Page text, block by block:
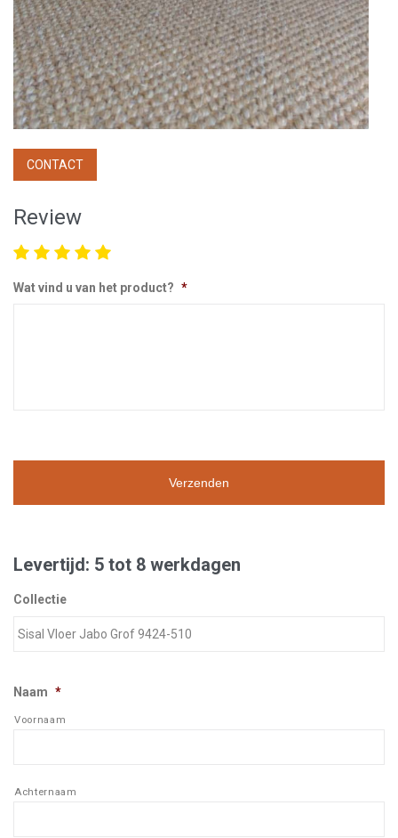
CONTACT
Review
Wat vind u van het product? *
Levertijd: 5 tot 8 werkdagen
Collectie
Naam *
Voornaam
Achternaam